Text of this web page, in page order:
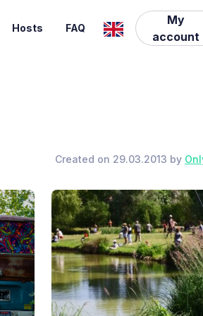
Hosts FAQ
My
account
Created on 29.03.2013 by